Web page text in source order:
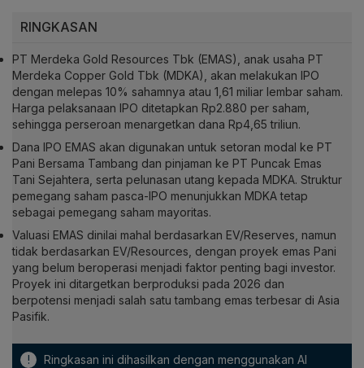
RINGKASAN
PT Merdeka Gold Resources Tbk (EMAS), anak usaha PT
Merdeka Copper Gold Tbk (MDKA), akan melakukan IPO
dengan melepas 10% sahamnya atau 1,61 miliar lembar saham.
Harga pelaksanaan IPO ditetapkan Rp2.880 per saham,
sehingga perseroan menargetkan dana Rp4,65 triliun.
Dana IPO EMAS akan digunakan untuk setoran modal ke PT
Pani Bersama Tambang dan pinjaman ke PT Puncak Emas
Tani Sejahtera, serta pelunasan utang kepada MDKA. Struktur
pemegang saham pasca-IPO menunjukkan MDKA tetap
sebagai pemegang saham mayoritas.
Valuasi EMAS dinilai mahal berdasarkan EV/Reserves, namun
tidak berdasarkan EV/Resources, dengan proyek emas Pani
yang belum beroperasi menjadi faktor penting bagi investor.
Proyek ini ditargetkan berproduksi pada 2026 dan
berpotensi menjadi salah satu tambang emas terbesar di Asia
Pasifik.
! Ringkasan ini dihasilkan dengan menggunakan AI